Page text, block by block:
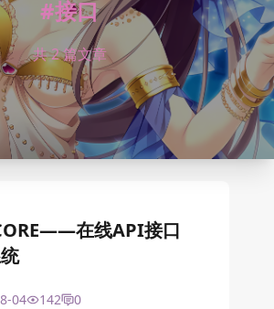
#接口
共 2 篇文章
在线API接口
04 142 0